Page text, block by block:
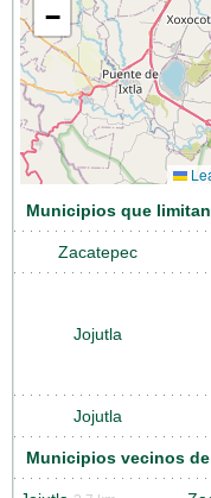
−
Municipios que
Zacatepec
Jojutla
Jojutla
Municipios vecinos